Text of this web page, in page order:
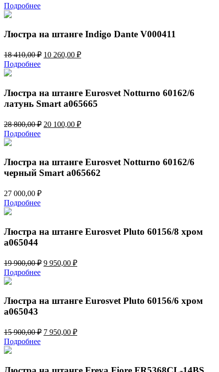
Подробнее
Люстра на штанге Indigo Dante V000411
18 410,00₽ Первоначальная
10 260,00 ₽Текущая
Подробнее
Люстра на штанге Eurosvet Notturno 60162/6
латунь Smart a065665
28 800,00₽ Первоначальная
800,00 ₽.
20 100,00 ₽Текущая
Подробнее
Люстра на штанге Eurosvet Notturno 60162/6
черный Smart a065662
27 000,00 ₽
Подробнее
Люстра на штанге Eurosvet Pluto 60156/8 хром
a065044
19 900,00₽ Первоначальная
900,00 ₽.
9 950,00 ₽Текущая
Подробнее
Люстра на штанге Eurosvet Pluto 60156/6 хром
a065043
15 900,00₽ Первоначальная
7 950,00 ₽Текущая
Подробнее